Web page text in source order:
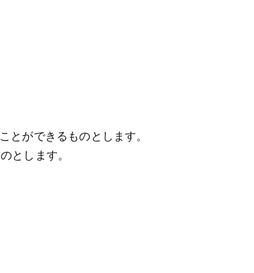
ができるものとします。
とします。